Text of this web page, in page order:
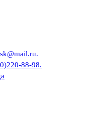
88-98.